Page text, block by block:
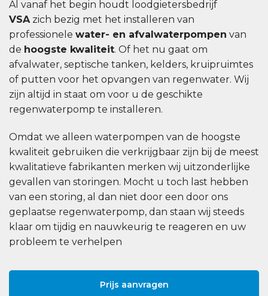
Al vanaf het begin houdt loodgietersbedrijf
VSAzich bezig met het installeren van
professionele water- en afvalwaterpompen van
de hoogste kwaliteit. Of het nu gaat om
afvalwater, septische tanken, kelders, kruipruimtes
of putten voor het opvangen van regenwater. Wij
zijn altijd in staat om voor u de geschikte
regenwaterpomp te installeren.
Omdat we alleen waterpompen van de hoogste
kwaliteit gebruiken die verkrijgbaar zijn bij de meest
kwalitatieve fabrikanten merken wij uitzonderlijke
gevallen van storingen. Mocht u toch last hebben
van een storing, al dan niet door een door ons
geplaatse regenwaterpomp, dan staan ​​wij steeds
klaar om tijdig en nauwkeurig te reageren en uw
probleem te verhelpen
Prijs aanvragen